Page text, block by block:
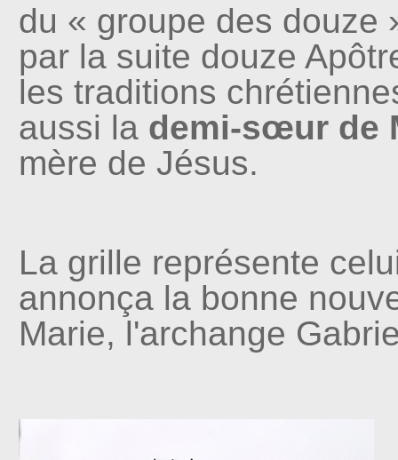
du « groupe des douze
par la suite douze
les traditions
aussi la demi-sœur de
mère de Jésus.
La grille représente
annonça la bonne
Marie, l'archange